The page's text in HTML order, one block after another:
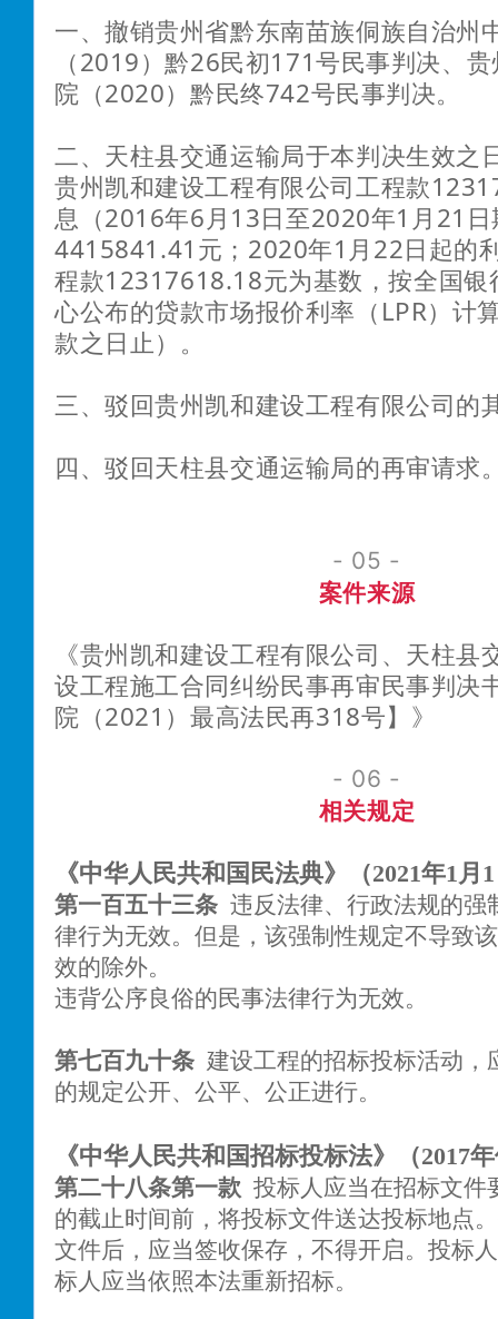
一、撤销贵州省黔东南苗族侗族自治州
（2019）黔26民初171号民事判决、
院（2020）黔民终742号民事判决。
二、天柱县交通运输局于本判决生效之
贵州凯和建设工程有限公司工程款
息（2016年6月13日至2020年1月21日
4415841.41元；2020年1月22日起的
程款12317618.18元为基数，按全国银
心公布的贷款市场报价利率（LPR）计
款之日止）。
三、驳回贵州凯和建设工程有限公司的
四、驳回天柱县交通运输局的再审请求
- 05 -
案件来源
《贵州凯和建设工程有限公司、天柱县
设工程施工合同纠纷民事再审民事判决
院（2021）最高法民再318号】》
- 06 -
相关规定
《中华人民共和国民法典》（2021年1月
第一百五十三条 违反法律、行政法规的强
律行为无效。但是，该强制性规定不导致
效的除外。
违背公序良俗的民事法律行为无效。
第七百九十条 建设工程的招标投标活动，
的规定公开、公平、公正进行。
《中华人民共和国招标投标法》（2017
第二十八条第一款 投标人应当在招标文件
的截止时间前，将投标文件送达投标地点
文件后，应当签收保存，不得开启。投标
标人应当依照本法重新招标。